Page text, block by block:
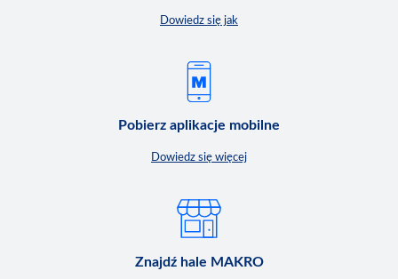
Dowiedz się jak
Pobierz aplikacje mobilne
Dowiedz się więcej
Znajdź hale MAKRO